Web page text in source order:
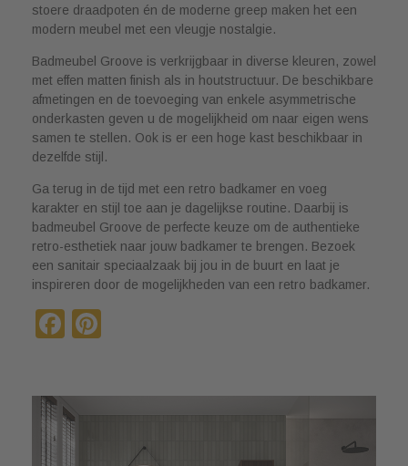
stoere draadpoten én de moderne greep maken het een
modern meubel met een vleugje nostalgie.
Badmeubel Groove is verkrijgbaar in diverse kleuren, zowel
met effen matten finish als in houtstructuur. De beschikbare
afmetingen en de toevoeging van enkele asymmetrische
onderkasten geven u de mogelijkheid om naar eigen wens
samen te stellen. Ook is er een hoge kast beschikbaar in
dezelfde stijl.
Ga terug in de tijd met een retro badkamer en voeg
karakter en stijl toe aan je dagelijkse routine. Daarbij is
badmeubel Groove de perfecte keuze om de authentieke
retro-esthetiek naar jouw badkamer te brengen. Bezoek
een sanitair speciaalzaak bij jou in de buurt en laat je
inspireren door de mogelijkheden van een retro badkamer.
Facebook